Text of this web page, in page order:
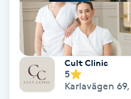
Fettreducering
Fibromassage
Fillers
Cult Clinic
5
Karlavägen 69,